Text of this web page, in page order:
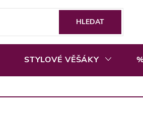
HLEDAT
STYLOVÉ VĚŠÁKY